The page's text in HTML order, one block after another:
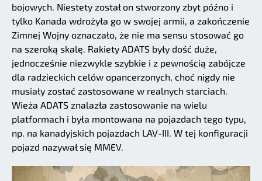
bojowych. Niestety został on stworzony zbyt późno i
tylko Kanada wdrożyła go w swojej armii, a zakończenie
Zimnej Wojny oznaczało, że nie ma sensu stosować go
na szeroką skalę. Rakiety ADATS były dość duże,
jednocześnie niezwykle szybkie i z pewnością zabójcze
dla radzieckich celów opancerzonych, choć nigdy nie
musiały zostać zastosowane w realnych starciach.
Wieża ADATS znalazła zastosowanie na wielu
platformach i była montowana na pojazdach tego typu,
np. na kanadyjskich pojazdach LAV-III. W tej konfiguracji
pojazd nazywał się MMEV.